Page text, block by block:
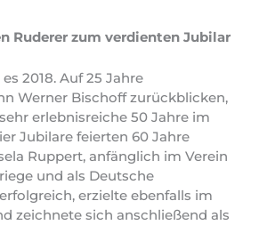
Ruderer zum verdienten Jubilar
2018. Auf 25 Jahre
Werner Bischoff zurückblicken,
erlebnisreiche 50 Jahre im
Jubilare feierten 60 Jahre
Ruppert, anfänglich im Verein
und als Deutsche
erzielte ebenfalls im
zeichnete sich anschließend als